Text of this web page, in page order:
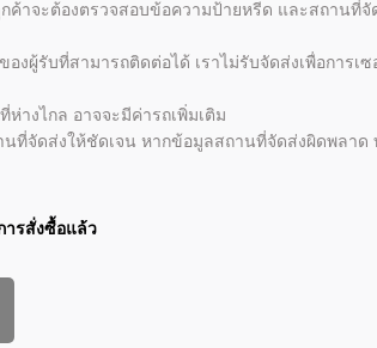
าจะต้องตรวจสอบข้อความป้ายหรีด และสถานที่จั
ผู้รับที่สามารถติดต่อได้ เราไม่รับจัดส่งเพื่อการเ
างไกล อาจจะมีค่ารถเพิ่มเติม
ที่จัดส่งให้ชัดเจน หากข้อมูลสถานที่จัดส่งผิดพลาด
ารสั่งซื้อแล้ว